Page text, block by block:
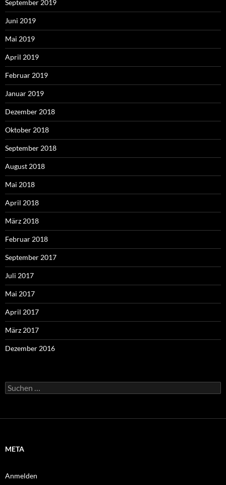
September 2019
Juni 2019
Mai 2019
April 2019
Februar 2019
Januar 2019
Dezember 2018
Oktober 2018
September 2018
August 2018
Mai 2018
April 2018
März 2018
Februar 2018
September 2017
Juli 2017
Mai 2017
April 2017
März 2017
Dezember 2016
Suchen
nach:
META
Anmelden